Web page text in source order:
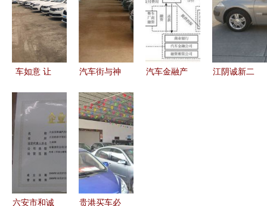
体验开启汽
车消费新篇
章
智能化未来
变局
指南
车如意 让
都称心如意
汽车街与神
强联手 优
质车源，别
再错过 |
汽车金融产
江阴诚新二
六安市和诚 贵港买车必